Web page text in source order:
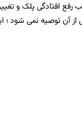
رفع افتادگی پلک و
لیفت ابرو بالای 20 سال بوده و معمولا قبل از آن توصیه